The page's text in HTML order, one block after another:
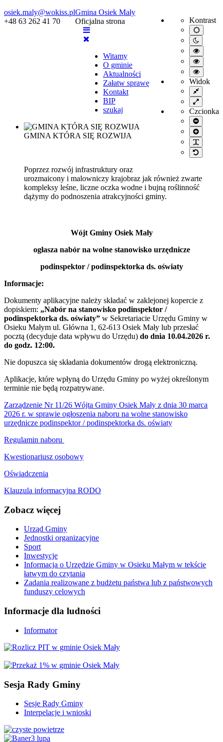
osiek.maly@wokiss.pl
+48 63 262 41 70
Kontrast
Default
mode
Night
mode
High
contrast
black/
mode.
High
contrast
black/
mode.
High
contrast
yellow/
mode.
Widok
Fixed
layout
Wide
layout
Czcionka
Smaller
font
Larger
font
Default
font
Gmina Osiek Mały
Oficjalna strona
Witamy
O gminie
Aktualności
Załatw sprawę
Kontakt
BIP
szukaj
GMINA KTÓRA SIĘ ROZWIJA
Poprzez rozwój infrastruktury oraz
urozmaicony i malowniczy krajobraz jak również zwarte
kompleksy leśne, liczne oczka wodne i bujną roślinność
dążymy do podnoszenia atrakcyjności gminy.
Wójt Gminy Osiek Mały
ogłasza nabór na wolne stanowisko urzędnicze
podinspektor / podinspektorka ds. oświaty
Informacje:
Dokumenty aplikacyjne należy składać w zaklejonej kopercie z
dopiskiem: „Nabór na stanowisko podinspektor /
podinspektorka ds. oświaty” w Sekretariacie Urzędu Gminy w
Osieku Małym ul. Główna 1, 62-613 Osiek Mały lub przesłać
pocztą (decyduje data wpływu do Urzędu) do dnia 10.04.2026 r.
do godz. 12:00.
Nie dopuszca się składania dokumentów drogą elektroniczną.
Aplikacje, które wpłyną do Urzędu Gminy po wyżej określonym
terminie nie będą rozpatrywane.
Zarządzenie Nr 11/26 Wójta Gminy Osiek Mały z dnia 30 marca
2026 r. w sprawie ogłoszenia naboru na wolne stanowisko
urzędnicze podinspektor / podinspektorka ds. oświaty
Regulamin naboru
Kwestionariusz osobowy
Oświadczenia
Klauzula informacyjna RODO
Zobacz więcej
Urząd Gminy
Jednostki organizacyjne
Sport
Inwestycje
Informacja o Urzędzie Gminy w Osieku Małym w tekście
łatwym do czytania
Zadania realizowane z budżetu państwa lub z państwowych
funduszy celowych
Informacje dla ludności
Informator
Sesja Rady Gminy
Sesje Rady Gminy
Interpelacje i wnioski